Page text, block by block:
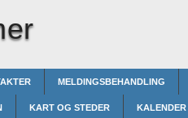
MELDINGSBEHANDLING
KART OG STEDER